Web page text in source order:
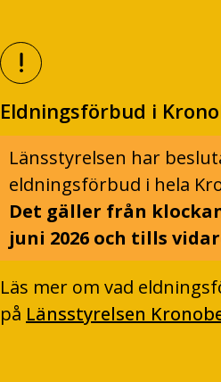
Eldningsförbud i
Länsstyrelsen har
eldningsförbud i hela
Det gäller från klockan
juni 2026 och tills
Läs mer om vad
på Länsstyrelsen